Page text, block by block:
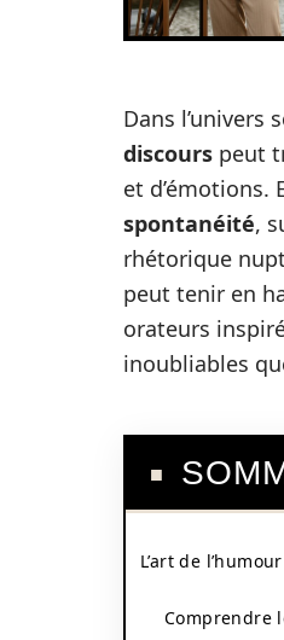
Dans l’univers
discours peut
et d’émotions.
spontanéité,
rhétorique
peut tenir en
orateurs
inoubliables
L’art de
Comprendre